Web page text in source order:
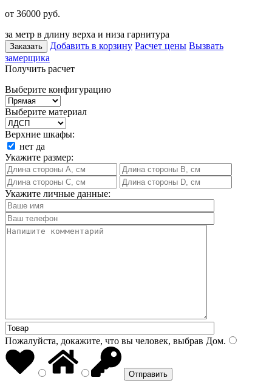
от 36000 руб.
за метр в длину верха и низа гарнитура
Заказать Добавить в корзину Расчет цены Вызвать
замерщика
Получить расчет
Выберите конфигурацию
Выберите материал
Верхние шкафы:
нет да
Укажите размер:
Укажите личные данные:
Пожалуйста, докажите, что вы человек, выбрав Дом.